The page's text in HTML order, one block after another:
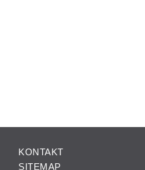
KONTAKT
SITEMAP